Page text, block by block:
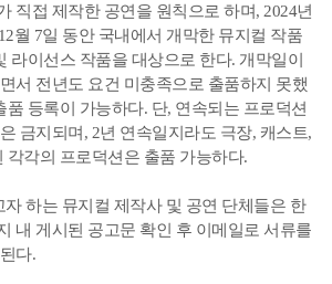
직접 제작한 공연을 원칙으로 하며, 2024년
월 7일 동안 국내에서 개막한 뮤지컬 작품
라이선스 작품을 대상으로 한다. 개막일이
서 전년도 요건 미충족으로 출품하지 못했
품 등록이 가능하다. 단, 연속되는 프로덕션
금지되며, 2년 연속일지라도 극장, 캐스트,
각각의 프로덕션은 출품 가능하다.
하는 뮤지컬 제작사 및 공연 단체들은 한
내 게시된 공고문 확인 후 이메일로 서류를
다.